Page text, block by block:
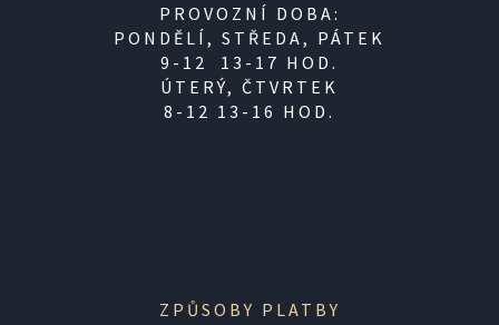
PROVOZNÍ DOBA:
PONDĚLÍ, STŘEDA, PÁTEK
9-12 13-17 HOD.
ÚTERÝ, ČTVRTEK
8-12 13-16 HOD.
ZPŮSOBY PLATBY